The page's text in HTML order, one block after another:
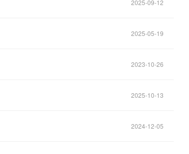
2025-09-12
2025-05-19
2023-10-26
2025-10-13
2024-12-05